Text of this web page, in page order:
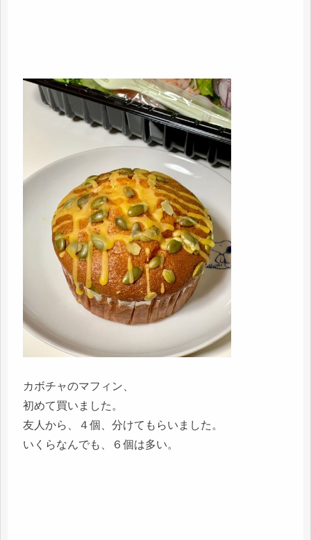
カボチャのマフィン、
初めて買いました。
友人から、４個、分けてもらいました。
いくらなんでも、６個は多い。